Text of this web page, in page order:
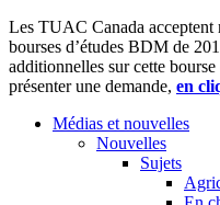
Les TUAC Canada acceptent
bourses d’études BDM de
additionnelles sur cette
présenter une demande, en
Médias et nouvelles
Nouvelles
Sujets